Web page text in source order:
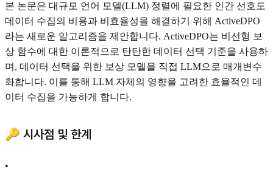
본 논문은 대규모 언어 모델(LLM) 정렬에 필요한 인간 선호도
데이터 수집의 비용과 비효율성을 해결하기 위해 ActiveDPO
라는 새로운 알고리즘을 제안합니다. ActiveDPO는 비선형 보
상 함수에 대한 이론적으로 탄탄한 데이터 선택 기준을 사용하
며, 데이터 선택을 위한 보상 모델을 직접 LLM으로 매개변수
화합니다. 이를 통해 LLM 자체의 영향을 고려한 효율적인 데
이터 수집을 가능하게 합니다.
🔑 시사점 및 한계
•